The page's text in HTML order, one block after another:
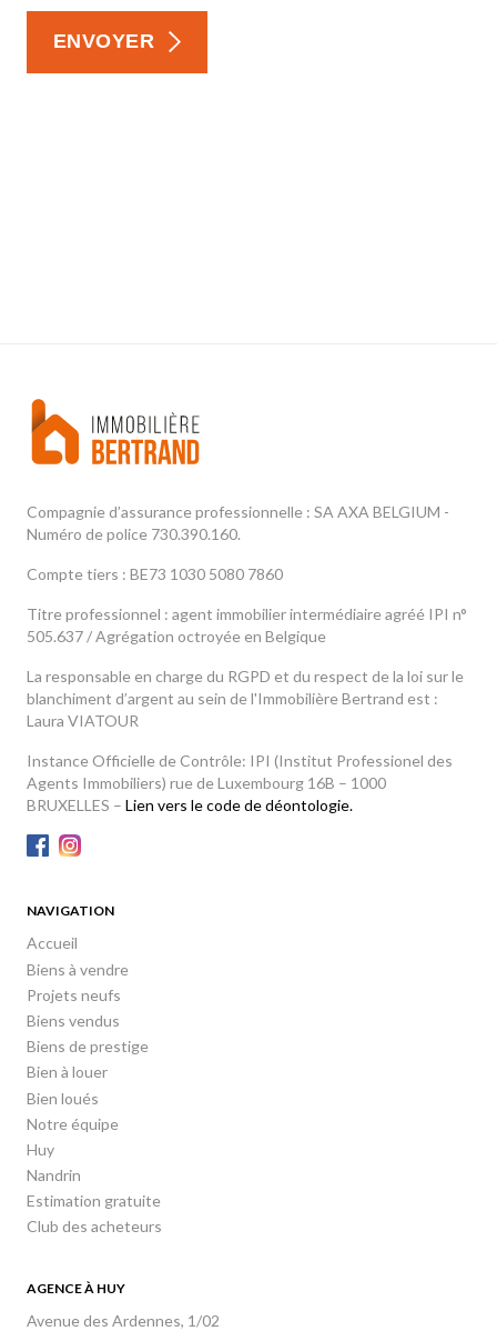
ENVOYER
Compagnie d’assurance professionnelle : SA AXA BELGIUM -
Numéro de police 730.390.160.
Compte tiers : BE73 1030 5080 7860
Titre professionnel : agent immobilier intermédiaire agréé IPI n°
505.637 / Agrégation octroyée en Belgique
La responsable en charge du RGPD et du respect de la loi sur le
blanchiment d’argent au sein de l'Immobilière Bertrand est :
Laura VIATOUR
Instance Officielle de Contrôle: IPI (Institut Professionel des
Agents Immobiliers) rue de Luxembourg 16B – 1000
BRUXELLES – Lien vers le code de déontologie.
NAVIGATION
Accueil
Biens à vendre
Projets neufs
Biens vendus
Biens de prestige
Bien à louer
Bien loués
Notre équipe
Huy
Nandrin
Estimation gratuite
Club des acheteurs
AGENCE À HUY
Avenue des Ardennes, 1/02